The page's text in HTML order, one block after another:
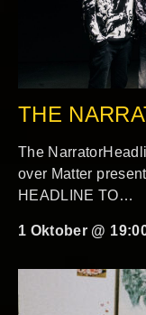
THE
The
over Matter
HEADLINE TO…
1 Oktober @